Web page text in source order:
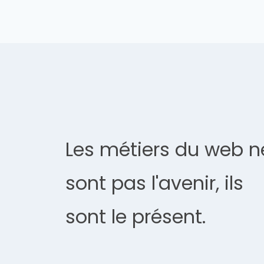
Les métiers du web
sont pas l'avenir, ils
sont le présent.